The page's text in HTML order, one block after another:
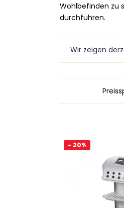
Wohlbefinden zu
durchführen.
Wir zeigen
- 20%